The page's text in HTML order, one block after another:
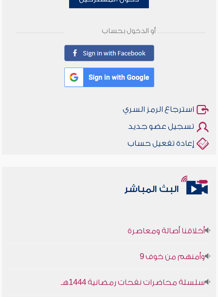
أو الدخول بحساب
استرجاع الرمز السري
تسجيل عضو جديد
إعادة تفعيل حساب
البث المباشر
أخلاقنا أصالة ومعاصرة
وأمنهم من خوف 9
سلسلة محاضرات نفحات رمضانية 1444هـ